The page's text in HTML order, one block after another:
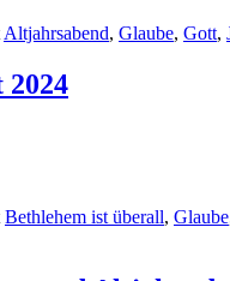
Altjahrsabend, Glaube, Gott,
2024
Bethlehem ist überall, Glaube